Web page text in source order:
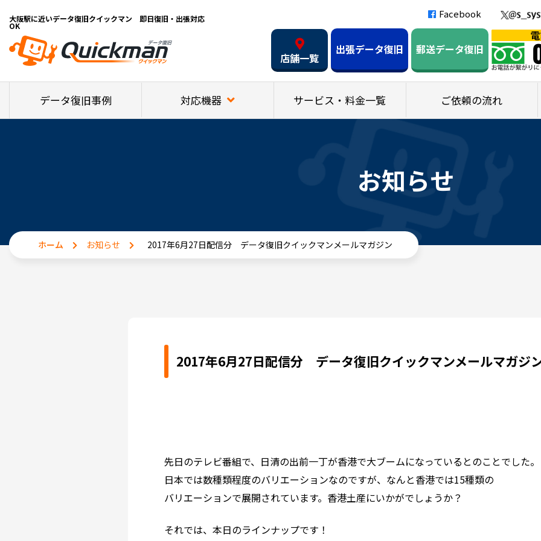
大阪駅に近いデータ復旧クイックマン 即日復旧・出張対応
OK
Facebook
店舗一覧
出張データ復旧 郵送データ復旧
データ復旧事例 対応機器 サービス・料金一覧 ご依頼の流れ
お知らせ
ホーム お知らせ 2017年6月27日配信分 データ復旧クイックマンメールマガジン
2017年6月27日配信分 データ復旧クイックマンメールマガジ
先日のテレビ番組で、日清の出前一丁が香港で大ブームになっているとのことでした。
日本では数種類程度のバリエーションなのですが、なんと香港では15種類の
バリエーションで展開されています。香港土産にいかがでしょうか？
それでは、本日のラインナップです！